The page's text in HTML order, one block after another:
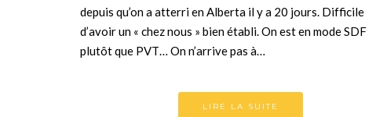
depuis qu’on a atterri en Alberta il y a 20 jours. Difficile
d’avoir un « chez nous » bien établi. On est en mode SDF
plutôt que PVT… On n’arrive pas à…
LIRE LA SUITE